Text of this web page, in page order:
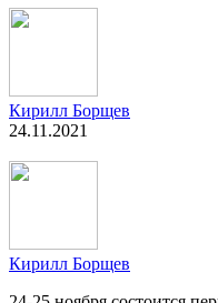
Кирилл Борщев
24.11.2021
Кирилл Борщев